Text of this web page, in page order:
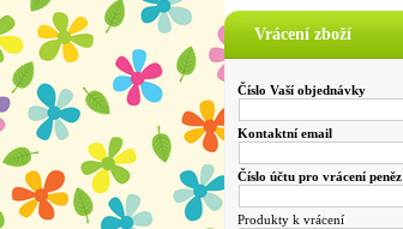
Vrácení zboží
Číslo Vaší objednávky
Kontaktní email
Číslo účtu pro vrácení peněz
Produkty k vrácení